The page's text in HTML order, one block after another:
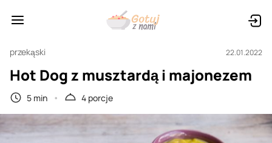
przekąski 22.01.2022
Hot Dog z musztardą i majonezem
5 min 4 porcje